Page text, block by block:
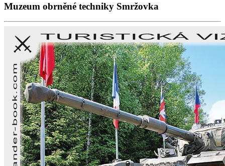
Muzeum obrněné techniky Smržovka